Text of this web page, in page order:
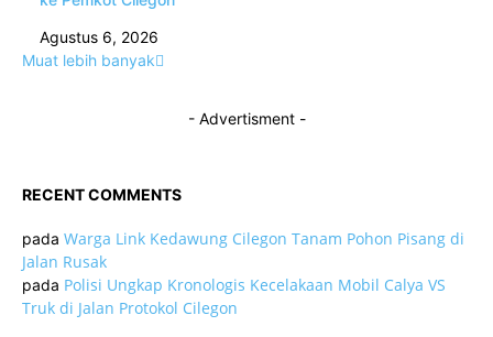
Agustus 6, 2026
Muat lebih banyak
- Advertisment -
RECENT COMMENTS
pada Warga Link Kedawung Cilegon Tanam Pohon Pisang di
Jalan Rusak
pada Polisi Ungkap Kronologis Kecelakaan Mobil Calya VS
Truk di Jalan Protokol Cilegon